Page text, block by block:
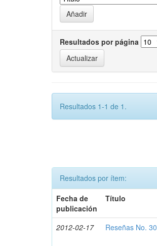
Resultados por página
Resultados 1-1 de 1.
Resultados por ítem:
Fecha de
publicación
Título
2012-02-17 Reseñas No. 30